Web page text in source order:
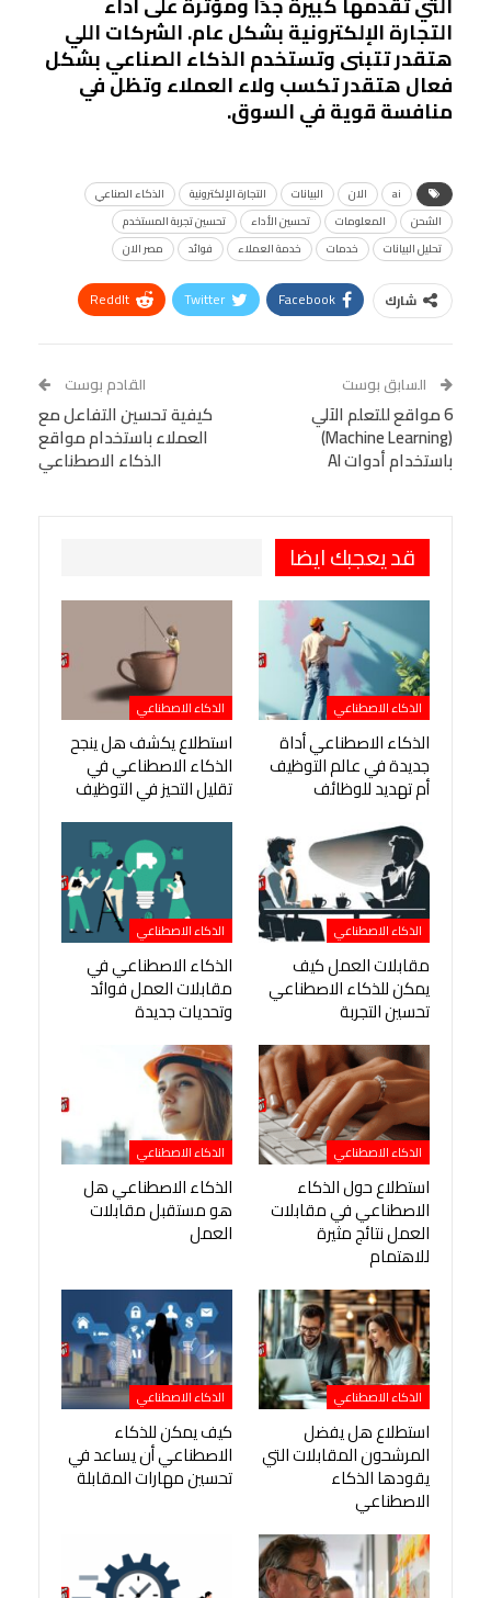
التجارة الإلكترونية بشكل عام. الشركات اللي
هتقدر تتبنى وتستخدم الذكاء الصناعي بشكل
فعال هتقدر تكسب ولاء العملاء وتظل في
منافسة قوية في السوق.
ai الان البيانات التجارة الإلكترونية
الذكاء الصناعي
الشحن
المعلومات تحسين الأداء
تحسين تجربة المستخدم
تحليل البيانات
خدمات خدمة العملاء فوائد مصر الان
شارك Facebook
Twitter
ReddIt
Tumblr
البريد الإلكتروني
StumbleUpon
VK
Digg
LINE
BlackBerry
Viber
السابق بوست
6 مواقع للتعلم الآلي
(Machine Learning)
باستخدام أدوات AI
القادم بوست
كيفية تحسين التفاعل مع
العملاء باستخدام مواقع
الذكاء الاصطناعي
قد يعجبك ايضا
الذكاء الاصطناعي
الذكاء الاصطناعي أداة
جديدة في عالم التوظيف
أم تهديد للوظائف
الذكاء الاصطناعي
استطلاع يكشف هل ينجح
الذكاء الاصطناعي في
تقليل التحيز في التوظيف
الذكاء الاصطناعي
مقابلات العمل كيف
يمكن للذكاء الاصطناعي
تحسين التجربة
الذكاء الاصطناعي
الذكاء الاصطناعي في
مقابلات العمل فوائد
وتحديات جديدة
الذكاء الاصطناعي
استطلاع حول الذكاء
الاصطناعي في مقابلات
العمل نتائج مثيرة
للاهتمام
الذكاء الاصطناعي
الذكاء الاصطناعي هل
هو مستقبل مقابلات
العمل
الذكاء الاصطناعي
استطلاع هل يفضل
المرشحون المقابلات التي
يقودها الذكاء
الاصطناعي
الذكاء الاصطناعي
كيف يمكن للذكاء
الاصطناعي أن يساعد في
تحسين مهارات المقابلة